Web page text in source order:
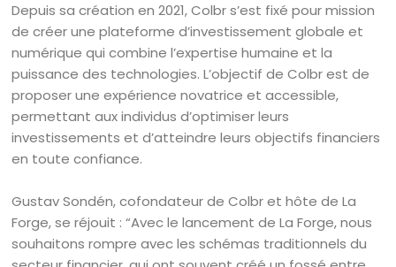
Depuis sa création en 2021, Colbr s’est fixé pour mission
de créer une plateforme d’investissement globale et
numérique qui combine l’expertise humaine et la
puissance des technologies. L’objectif de Colbr est de
proposer une expérience novatrice et accessible,
permettant aux individus d’optimiser leurs
investissements et d’atteindre leurs objectifs financiers
en toute confiance.
Gustav Sondén, cofondateur de Colbr et hôte de La
Forge, se réjouit : “Avec le lancement de La Forge, nous
souhaitons rompre avec les schémas traditionnels du